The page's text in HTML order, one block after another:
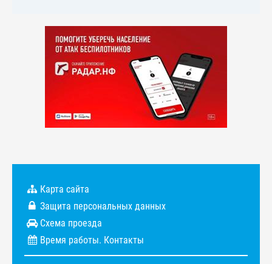
Карта сайта
Защита персональных данных
Схема проезда
Время работы. Контакты